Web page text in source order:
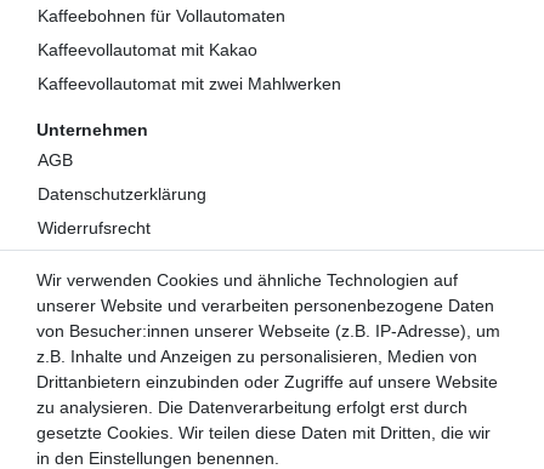
Kaffeebohnen für Vollautomaten
Kaffeevollautomat mit Kakao
Kaffeevollautomat mit zwei Mahlwerken
Unternehmen
AGB
Datenschutzerklärung
Widerrufsrecht
Über uns
Mein Konto
Login
Registrieren
Wir verwenden Cookies und ähnliche Technologien auf
unserer Website und verarbeiten personenbezogene Daten
von Besucher:innen unserer Webseite (z.B. IP-Adresse), um
z.B. Inhalte und Anzeigen zu personalisieren, Medien von
Drittanbietern einzubinden oder Zugriffe auf unsere Website
zu analysieren. Die Datenverarbeitung erfolgt erst durch
gesetzte Cookies. Wir teilen diese Daten mit Dritten, die wir
in den Einstellungen benennen.